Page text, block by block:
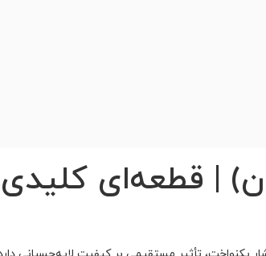
| قطعه‌ای